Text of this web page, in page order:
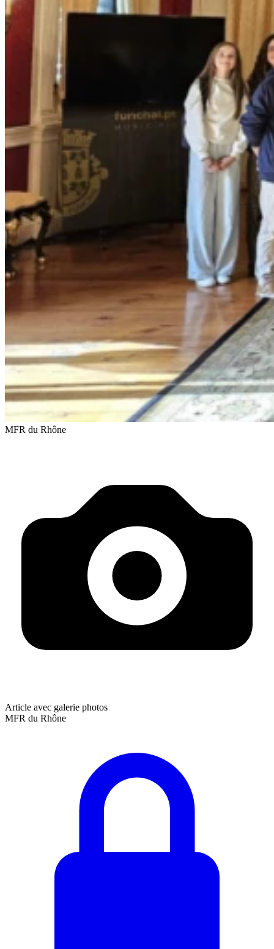
MFR du Rhône
Article avec galerie photos
MFR du Rhône